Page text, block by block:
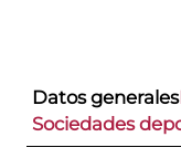
Datos generales
Sociedades